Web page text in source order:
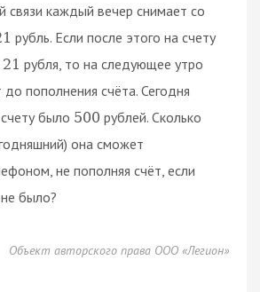
связи каждый вечер снимает со
рубль. Если после этого на счету
21 рубля, то на следующее утро
пополнения счёта. Сегодня
было 500 рублей. Сколько
она сможет
не пополняя счёт, если
было?
Объект авторского права ООО «Легион»